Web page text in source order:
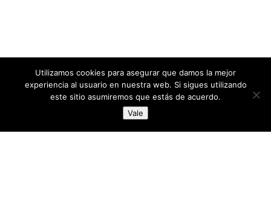
directoresdeseguridad.es
Diseñado por Centro Andaluz de Estudios y Entrenamiento
Utilizamos cookies para asegurar que damos la mejor
experiencia al usuario en nuestra web. Si sigues utilizando
este sitio asumiremos que estás de acuerdo.
Vale